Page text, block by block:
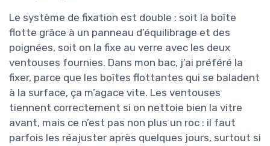
Le système de fixation est double : soit la boîte
flotte grâce à un panneau d’équilibrage et des
poignées, soit on la fixe au verre avec les deux
ventouses fournies. Dans mon bac, j’ai préféré la
fixer, parce que les boîtes flottantes qui se baladent
à la surface, ça m’agace vite. Les ventouses
tiennent correctement si on nettoie bien la vitre
avant, mais ce n’est pas non plus un roc : il faut
parfois les réajuster après quelques jours, surtout si